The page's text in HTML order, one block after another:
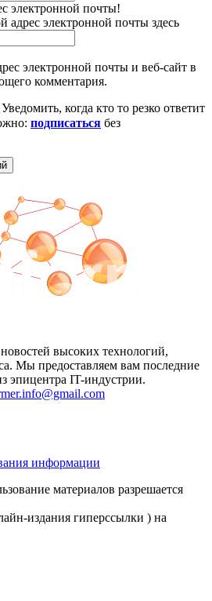
электронной почты!
адрес электронной почты здесь
электронной почты и веб-сайт в
комментария.
Уведомить, когда кто то резко ответит
подписаться без
высоких технологий,
Мы предоставляем вам последние
эпицентра IT-индустрии.
информации
материалов разрешается
издания гиперссылки ) на